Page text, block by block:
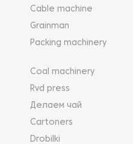
Cable machine
Grainman
Packing machinery
Coal machinery
Rvd press
Делаем чай
Cartoners
Drobilki